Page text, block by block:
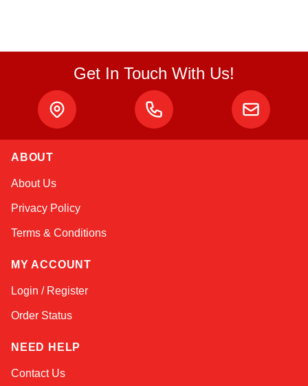
Get In Touch With Us!
ABOUT
About Us
Privacy Policy
Terms & Conditions
MY ACCOUNT
Login / Register
Order Status
NEED HELP
Contact Us